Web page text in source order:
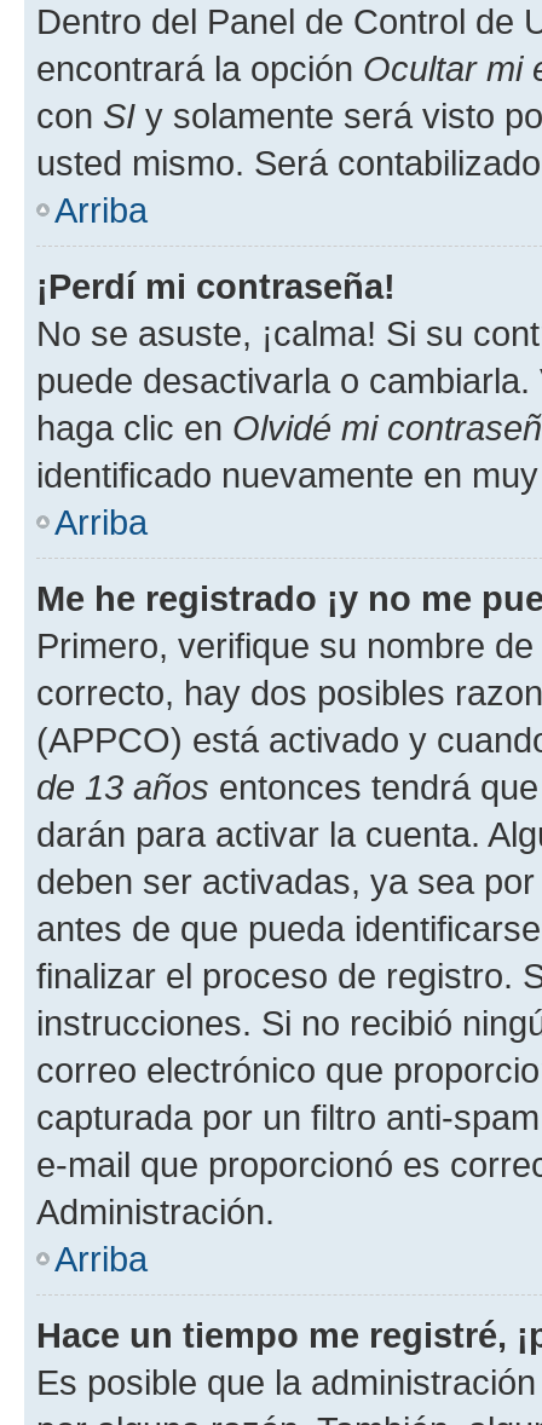
Dentro del Panel de Control de
encontrará la opción Ocultar mi
con SI y solamente será visto
usted mismo. Será
Arriba
¡Perdí mi contraseña!
No se asuste, ¡calma! Si su
puede desactivarla o
haga clic en Olvidé mi
identificado nuevamente en
Arriba
Me he registrado ¡y no me
Primero, verifique su nombre
correcto, hay dos posibles
(APPCO) está activado y
de 13 años entonces tendrá
darán para activar la cuenta.
deben ser activadas, ya sea
antes de que pueda
finalizar el proceso de registro.
instrucciones. Si no recibió
correo electrónico que
capturada por un filtro anti-
e-mail que proporcionó es
Administración.
Arriba
Hace un tiempo me registré,
Es posible que la